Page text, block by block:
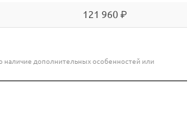
121 960 ₽
наличие дополнительных особенностей или